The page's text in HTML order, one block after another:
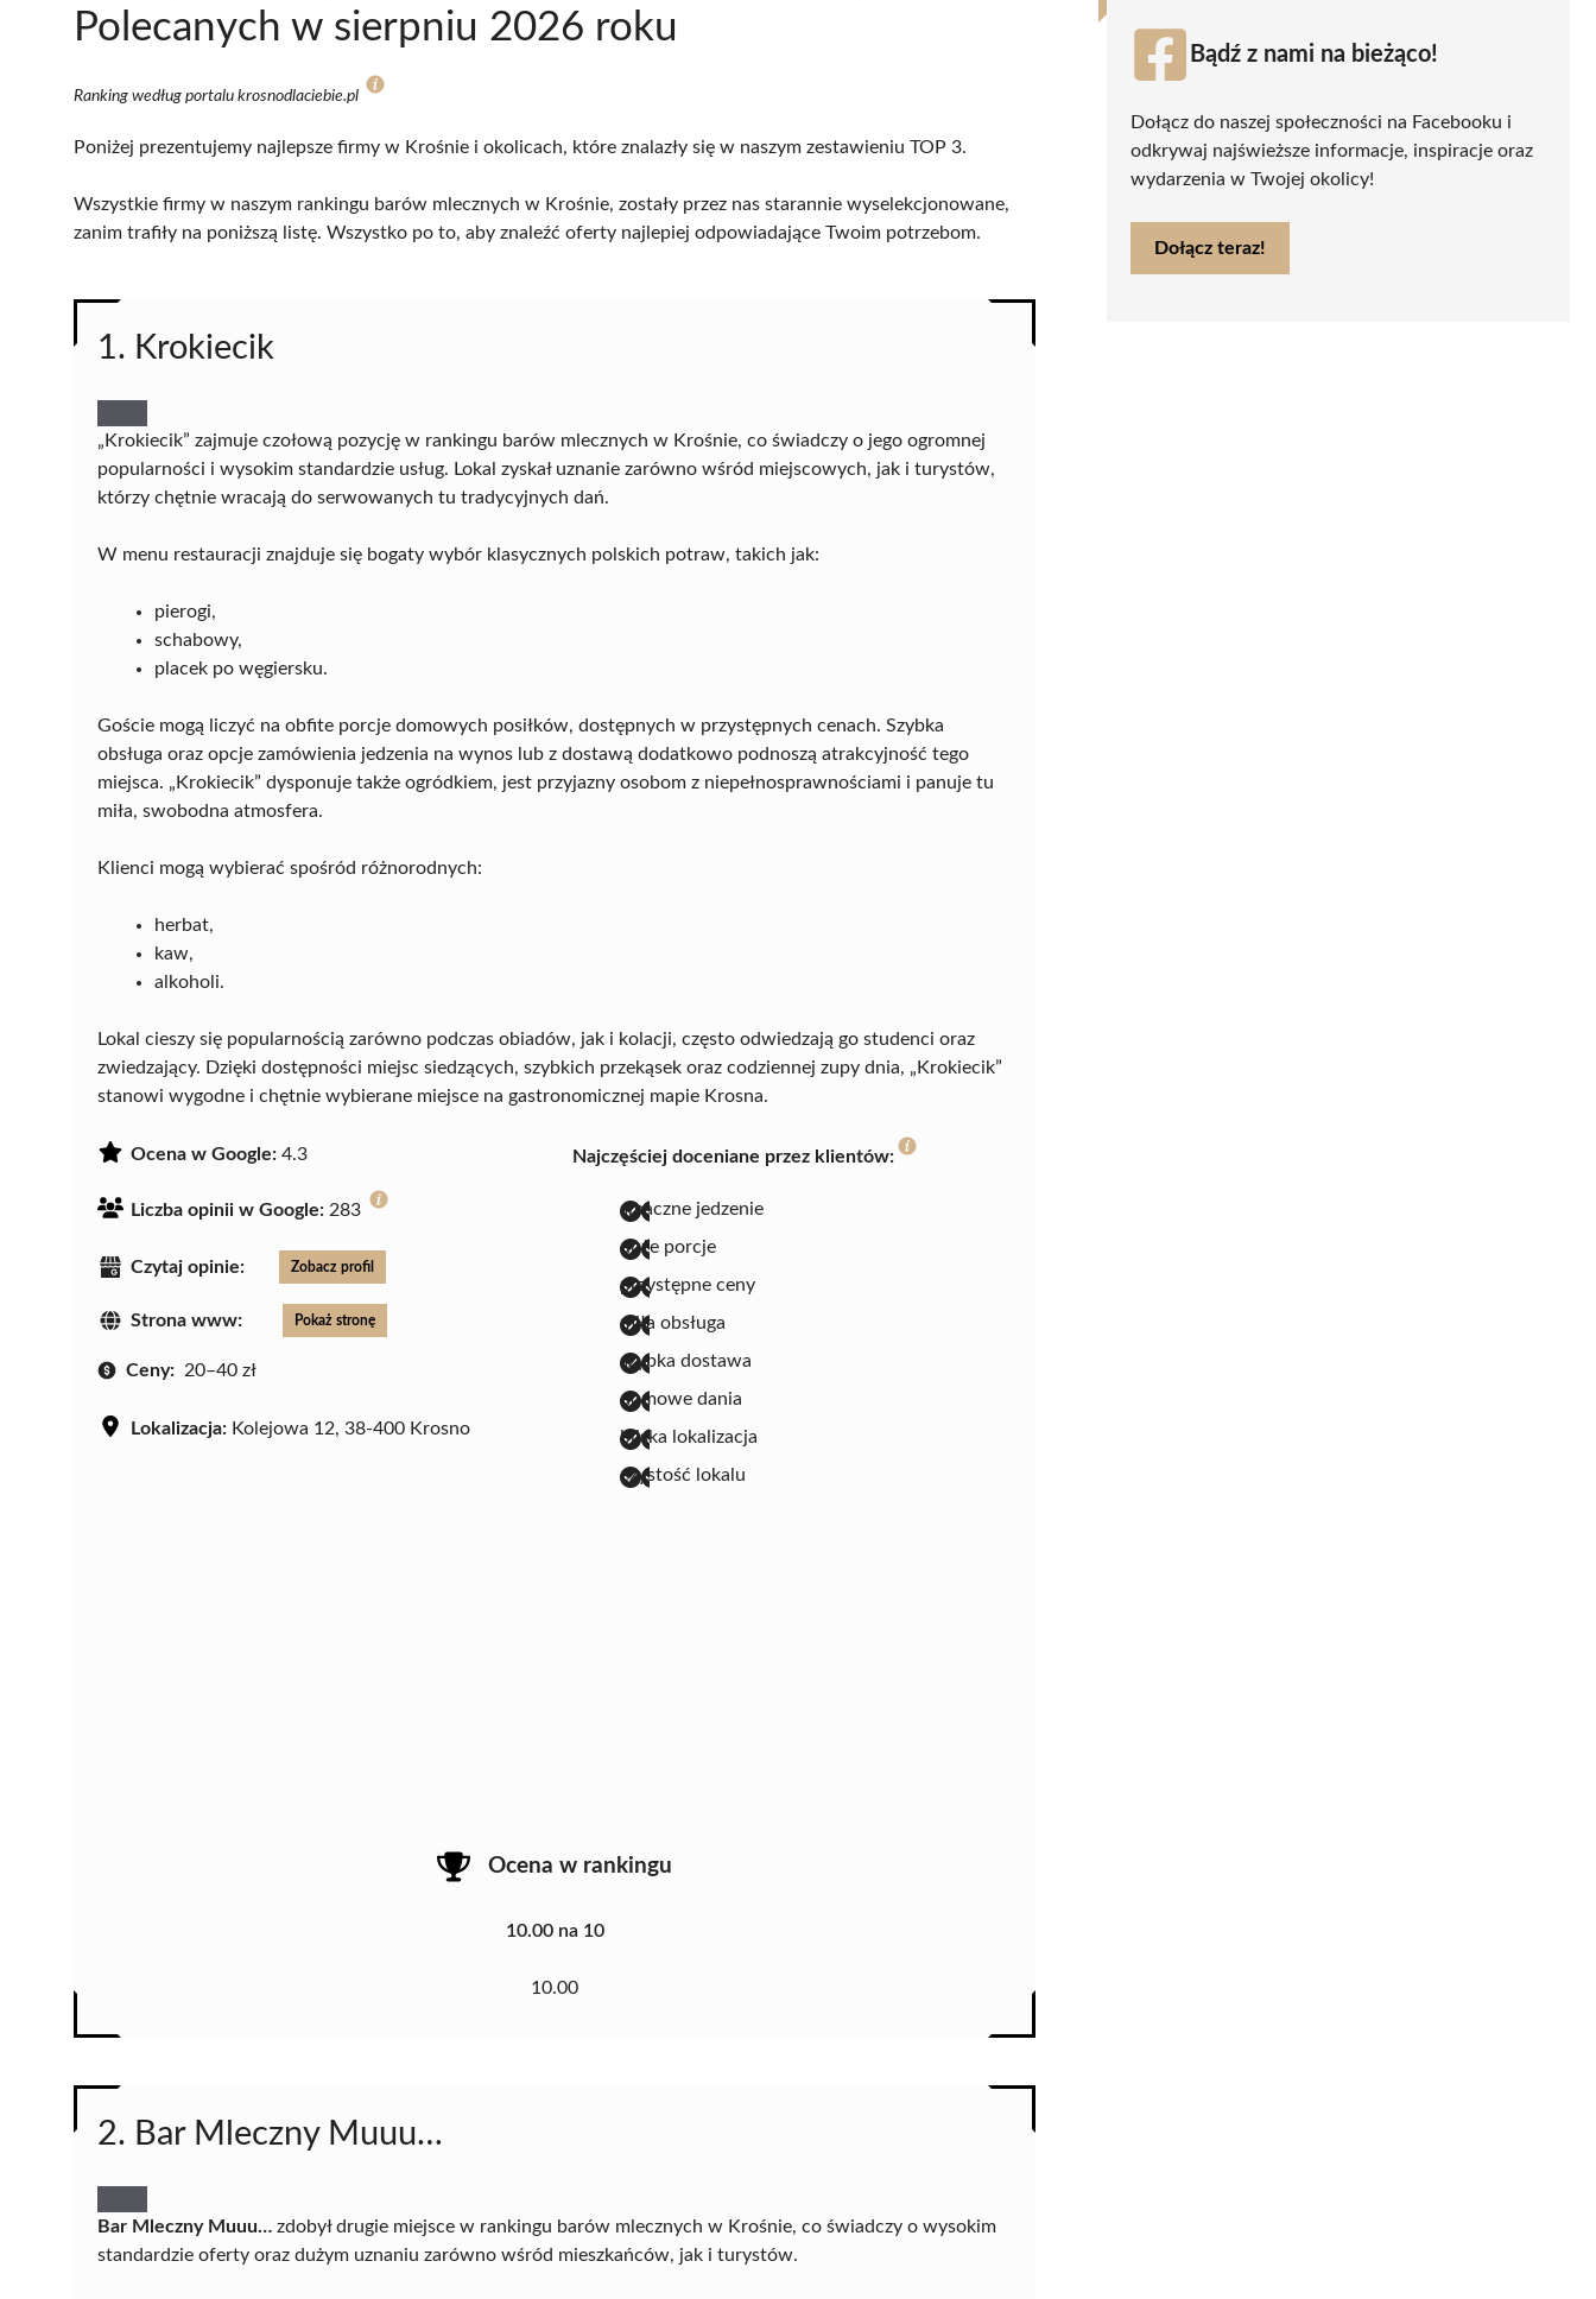
Polecanych w sierpniu 2026 roku
Ranking według portalu krosnodlaciebie.pl
Poniżej prezentujemy najlepsze firmy w Krośnie i okolicach, które znalazły się w naszym zestawieniu TOP 3.
Wszystkie firmy w naszym rankingu barów mlecznych w Krośnie, zostały przez nas starannie wyselekcjonowane,
zanim trafiły na poniższą listę. Wszystko po to, aby znaleźć oferty najlepiej odpowiadające Twoim potrzebom.
1. Krokiecik
„Krokiecik” zajmuje czołową pozycję w rankingu barów mlecznych w Krośnie, co świadczy o jego ogromnej
popularności i wysokim standardzie usług. Lokal zyskał uznanie zarówno wśród miejscowych, jak i turystów,
którzy chętnie wracają do serwowanych tu tradycyjnych dań.
W menu restauracji znajduje się bogaty wybór klasycznych polskich potraw, takich jak:
pierogi,
schabowy,
placek po węgiersku.
Goście mogą liczyć na obfite porcje domowych posiłków, dostępnych w przystępnych cenach. Szybka
obsługa oraz opcje zamówienia jedzenia na wynos lub z dostawą dodatkowo podnoszą atrakcyjność tego
miejsca. „Krokiecik” dysponuje także ogródkiem, jest przyjazny osobom z niepełnosprawnościami i panuje tu
miła, swobodna atmosfera.
Klienci mogą wybierać spośród różnorodnych:
herbat,
kaw,
alkoholi.
Lokal cieszy się popularnością zarówno podczas obiadów, jak i kolacji, często odwiedzają go studenci oraz
zwiedzający. Dzięki dostępności miejsc siedzących, szybkich przekąsek oraz codziennej zupy dnia, „Krokiecik”
stanowi wygodne i chętnie wybierane miejsce na gastronomicznej mapie Krosna.
Ocena w Google: 4.3
Liczba opinii w Google: 283
Czytaj opinie: Zobacz profil
Strona www: Pokaż stronę
Ceny: 20–40 zł
Lokalizacja: Kolejowa 12, 38-400 Krosno
Najczęściej doceniane przez klientów:
smaczne jedzenie
duże porcje
przystępne ceny
miła obsługa
szybka dostawa
domowe dania
bliska lokalizacja
czystość lokalu
Ocena w rankingu
10.00 na 10
10.00
2. Bar Mleczny Muuu…
Bar Mleczny Muuu… zdobył drugie miejsce w rankingu barów mlecznych w Krośnie, co świadczy o wysokim
standardzie oferty oraz dużym uznaniu zarówno wśród mieszkańców, jak i turystów.
Bądź z nami na bieżąco!
Dołącz do naszej społeczności na Facebooku i
odkrywaj najświeższe informacje, inspiracje oraz
wydarzenia w Twojej okolicy!
Dołącz teraz!